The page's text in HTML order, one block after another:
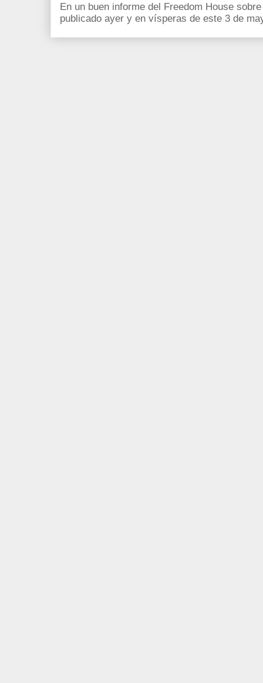
En un buen informe del Freedom House
publicado ayer y en vísperas de este 3 de